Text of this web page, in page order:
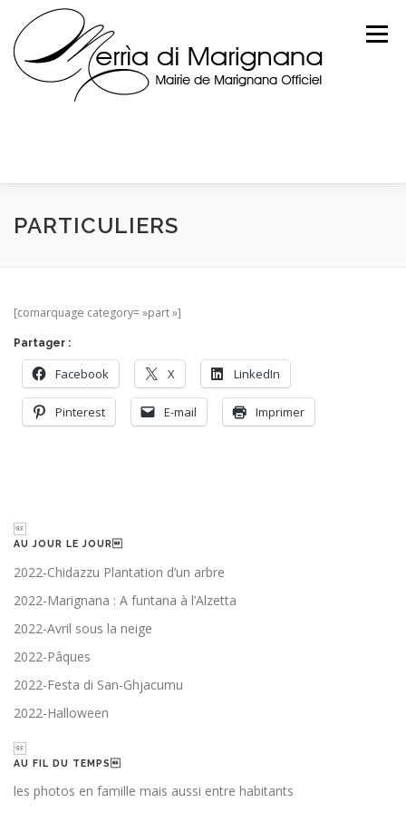
content
Menu
PARTICULIERS
[comarquage category= »part »]
Partager :
Facebook X LinkedIn
Pinterest E-mail Imprimer
AU JOUR LE JOUR
2022-Chidazzu Plantation d’un arbre
2022-Marignana : A funtana à l’Alzetta
2022-Avril sous la neige
2022-Pâques
2022-Festa di San-Ghjacumu
2022-Halloween
AU FIL DU TEMPS
les photos en famille mais aussi entre habitants